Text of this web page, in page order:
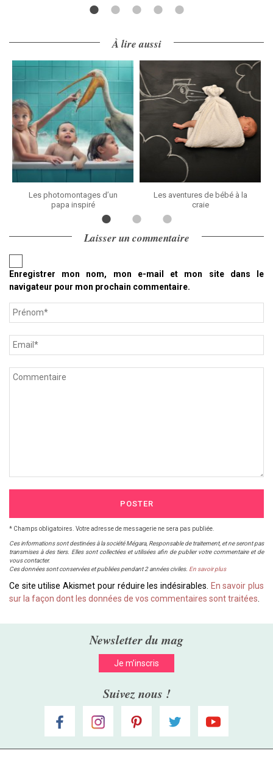
À lire aussi
Les photomontages d’un
papa inspiré
Les aventures de bébé à la
craie
Laisser un commentaire
Enregistrer mon nom, mon e-mail et mon site dans le
navigateur pour mon prochain commentaire.
POSTER
* Champs obligatoires. Votre adresse de messagerie ne sera pas publiée.
Ces informations sont destinées à la société Mégara, Responsable de traitement, et ne seront pas
transmises à des tiers. Elles sont collectées et utilisées afin de publier votre commentaire et de
vous contacter.
Ces données sont conservées et publiées pendant 2 années civiles. En savoir plus
Ce site utilise Akismet pour réduire les indésirables.
En savoir plus
sur la façon dont les données de vos commentaires sont traitées
Newsletter du mag
Je m’inscris
Suivez nous !